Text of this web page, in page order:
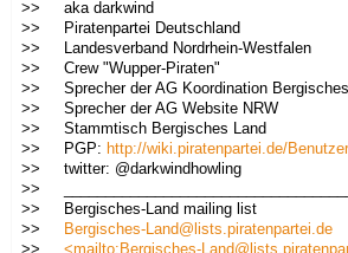
>> aka darkwind
>> Piratenpartei Deutschland
>> Landesverband Nordrhein-Westfalen
>> Crew "Wupper-Piraten"
>> Sprecher der AG Koordination
>> Sprecher der AG Website NRW
>> Stammtisch Bergisches Land
>> PGP: http://wiki.piratenpartei.de/
>> twitter: @darkwindhowling
>>
>> Bergisches-Land mailing list
>>
Bergisches-Land@lists.piratenpartei.de
>> <mailto:Bergisches-